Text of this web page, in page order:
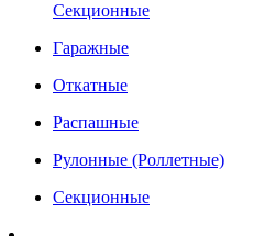
Секционные
Гаражные
Откатные
Распашные
Рулонные (Роллетные)
Секционные